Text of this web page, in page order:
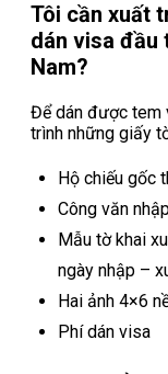
Tôi cần xuất
dán visa đầu
Nam?
Để dán được tem
trình những giấy
Hộ chiếu gốc
Công văn
Mẫu tờ khai
ngày nhập –
Hai ảnh 4×6
Phí dán visa